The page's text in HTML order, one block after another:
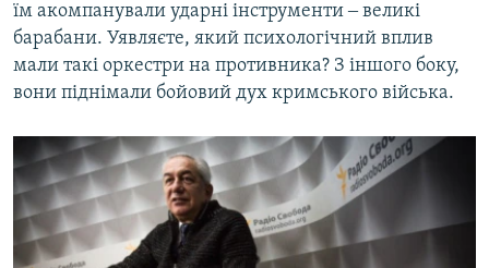
їм акомпанували ударні інструменти ‒ великі
барабани. Уявляєте, який психологічний вплив
мали такі оркестри на противника? З іншого боку,
вони піднімали бойовий дух кримського війська.